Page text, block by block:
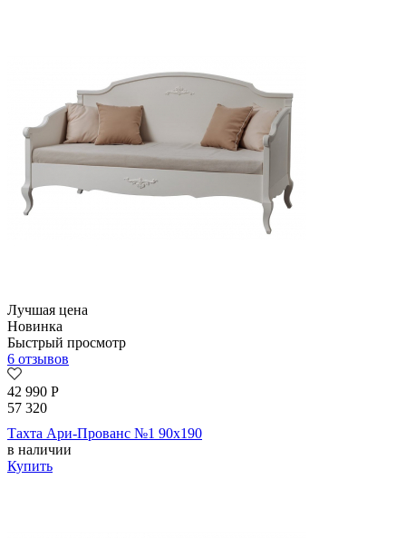
Лучшая цена
Новинка
Быстрый просмотр
6 отзывов
42 990 Р
57 320
Тахта Ари-Прованс №1 90х190
в наличии
Купить